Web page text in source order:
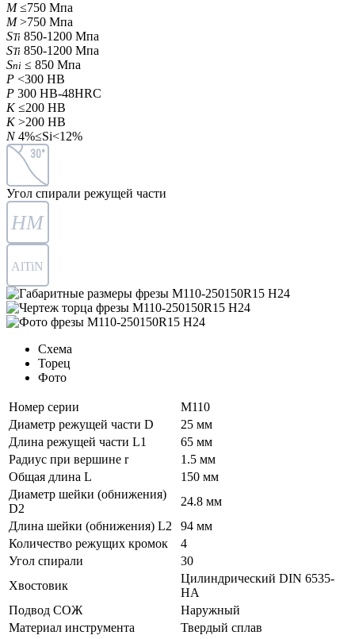
M ≤750 Мпа
M >750 Мпа
STi 850-1200 Мпа
STi 850-1200 Мпа
Sni ≤ 850 Мпа
P <300 HB
P 300 HB-48HRC
K ≤200 HB
K >200 HB
N 4%≤Si<12%
30°
Угол спирали режущей части
HM
AlTiN
Схема
Торец
Фото
Номер серии
M110
Диаметр режущей части D
25 мм
Длина режущей части L1
65 мм
Радиус при вершине r
1.5 мм
Общая длина L
150 мм
Диаметр шейки (обнижения)
D2
24.8 мм
Длина шейки (обнижения) L2
94 мм
Количество режущих кромок
4
Угол спирали
30
Хвостовик
Цилиндрический DIN 6535-
HA
Подвод СОЖ
Наружный
Материал инструмента
Твердый сплав